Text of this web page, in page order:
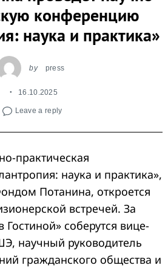
конференцию
наука и практика»
by press
16.10.2025
Leave a reply
практическая
наука и практика»,
Потанина, откроется
встречей. За
соберутся вице-
научный руководитель
гражданского общества и